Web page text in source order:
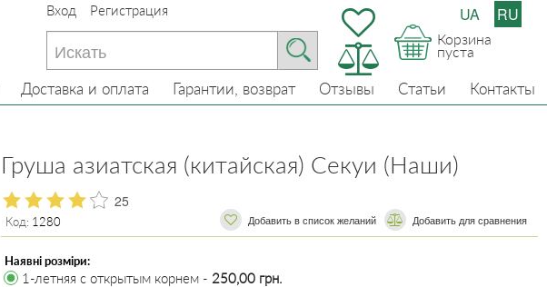
Вход Регистрация
Корзина
пуста
UA RU
Доставка и оплата Гарантии, возврат Отзывы Статьи Контакты
Груша азиатская (китайская) Секуи (Наши)
25
Код: 1280 Добавить в список желаний ​​Добавить для сравнения
Наявні розміри:
1-летняя с открытым корнем - 250,00 грн.